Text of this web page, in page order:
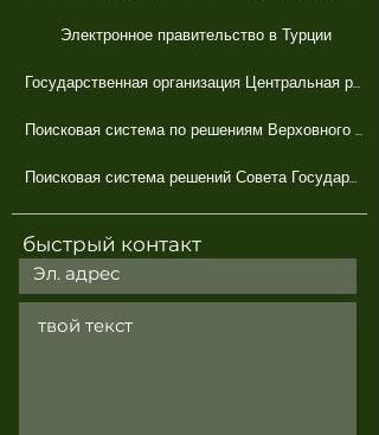
Электронное правительство в Турции
Государственная организация Центральная регистрационная система
Поисковая система по решениям Верховного суда
Поисковая система решений Совета Государств
быстрый контакт